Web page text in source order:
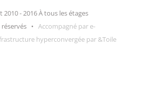
2010 - 2016 À tous les étages
• Accompagné par e-
hyperconvergée par &Toile